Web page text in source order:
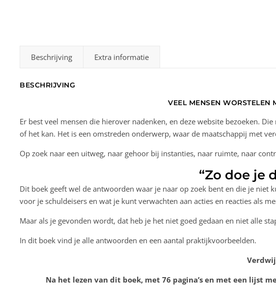
Beschrijving Extra informatie
BESCHRIJVING
VEEL MENSEN WORSTELEN
Er best veel mensen die hierover nadenken, en deze website bezoeken. Die
of het kan. Het is een omstreden onderwerp, waar de maatschappij met
Op zoek naar een uitweg, naar gehoor bij instanties, naar ruimte, naar
“Zo doe je
Dit boek geeft wel de antwoorden waar je naar op zoek bent en die je
voor je schuldeisers en wat je kunt verwachten aan acties en reacties als
Maar als je gevonden wordt, dat heb je het niet goed gedaan en niet alle
In dit boek vind je alle antwoorden en een aantal praktijkvoorbeelden.
Na het lezen van dit boek, met 76 pagina’s en met een lijst